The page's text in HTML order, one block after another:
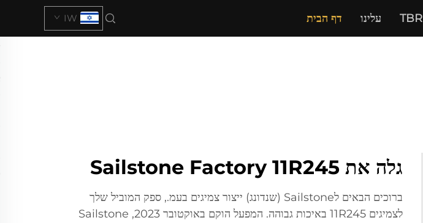
דף הבית עלינו TBR
IW
גלה את Sailstone Factory 11R245
ברוכים הבאים לSailstone (שנדונג) ייצור צמיגים בעמ., ספק המוביל שלך
לצמיגים 11R245 באיכות גבוהה. המפעל הוקם באוקטובר 2023, Sailstone